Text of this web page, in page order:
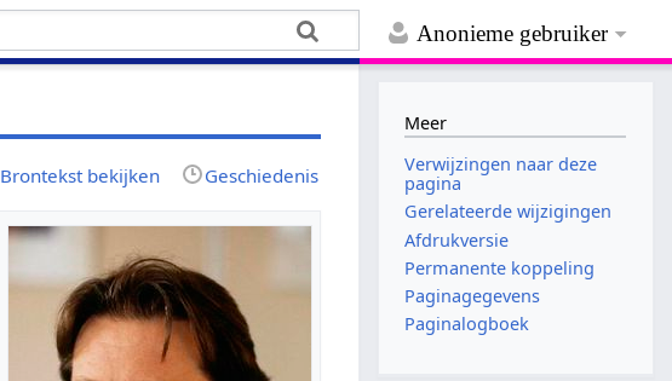
Anonieme gebruiker
Brontekst bekijken Geschiedenis
Meer
Verwijzingen naar deze
pagina
Gerelateerde wijzigingen
Afdrukversie
Permanente koppeling
Paginagegevens
Paginalogboek